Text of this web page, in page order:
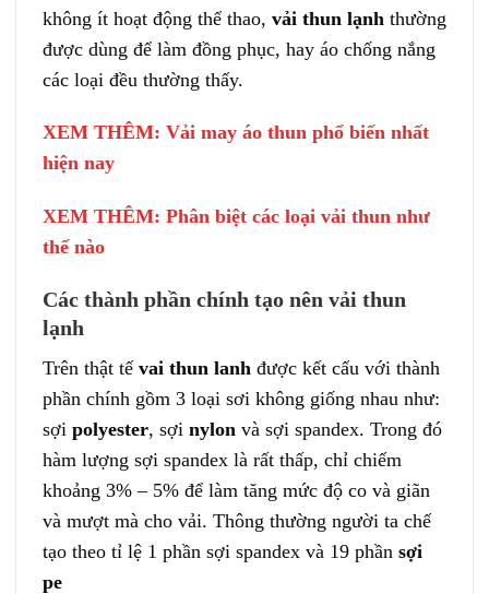
không ít hoạt động thể thao, vải thun lạnh thường
được dùng để làm đồng phục, hay áo chống nắng
các loại đều thường thấy.
XEM THÊM: Vải may áo thun phổ biến nhất
hiện nay
XEM THÊM: Phân biệt các loại vải thun như
thế nào
Các thành phần chính tạo nên vải thun
lạnh
Trên thật tế vai thun lanh được kết cấu với thành
phần chính gồm 3 loại sơi không giống nhau như:
sợi polyester, sợi nylon và sợi spandex. Trong đó
hàm lượng sợi spandex là rất thấp, chỉ chiếm
khoảng 3% – 5% để làm tăng mức độ co và giãn
và mượt mà cho vải. Thông thường người ta chế
tạo theo tỉ lệ 1 phần sợi spandex và 19 phần sợi
pe